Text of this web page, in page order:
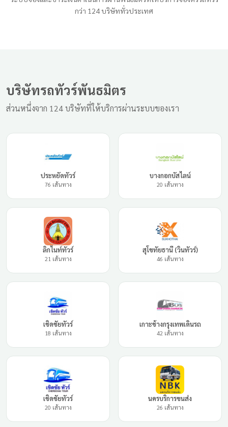
ระบบจองและชำระเงินดำเนินการผ่านพันธมิตรที่ให้บริการจองตั๋วรถทัวร์
บริษัทรถทัวร์พันธมิตร
ส่วนหนึ่งจาก 124 บริษัทที่ให้บริการผ่านระบบของเรา
ประหยัดทัวร์ บางกอกบัสไลน์
ลิกไนท์ทัวร์ สุโขทัยธานี (วินทัวร์)
เชิดชัยทัวร์ เกาะช้างกรุงเทพเดินรถ
เชิดชัยทัวร์ นครบริการขนส่ง